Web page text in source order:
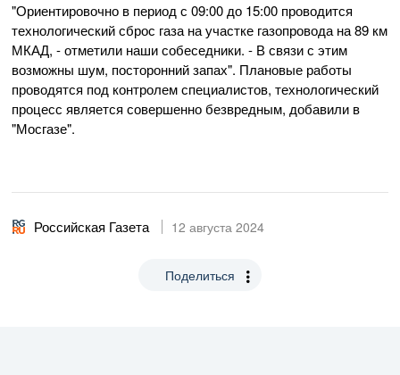
"Ориентировочно в период с 09:00 до 15:00 проводится
технологический сброс газа на участке газопровода на 89 км
МКАД, - отметили наши собеседники. - В связи с этим
возможны шум, посторонний запах". Плановые работы
проводятся под контролем специалистов, технологический
процесс является совершенно безвредным, добавили в
"Мосгазе".
Российская Газета 12 августа 2024
Поделиться